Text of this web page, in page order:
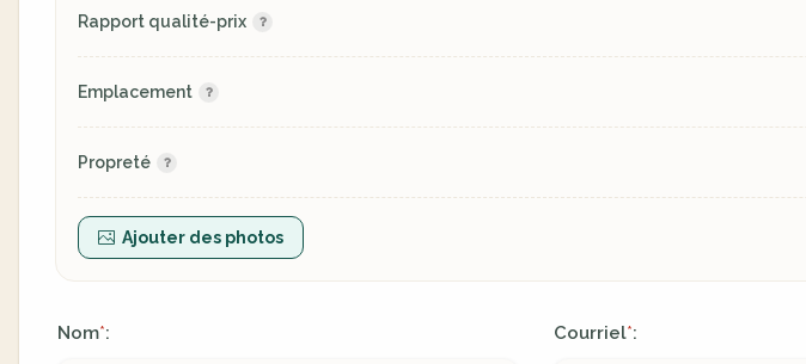
Rapport qualité-prix
Emplacement
Propreté
Ajouter des photos
Nom*: Courriel*: